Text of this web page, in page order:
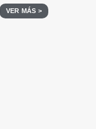
VER MÁS >